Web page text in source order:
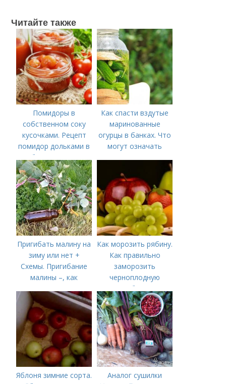
Читайте также
Помидоры в
собственном соку
кусочками. Рецепт
помидор дольками в
собственном соку
Как спасти вздутые
маринованные
огурцы в банках. Что
могут означать
Пригибать малину на
зиму или нет +
Схемы. Пригибание
малины –, как
когда
Как морозить рябину.
Как правильно
заморозить
черноплодную
рябину
Яблоня зимние сорта.
Аналог сушилки